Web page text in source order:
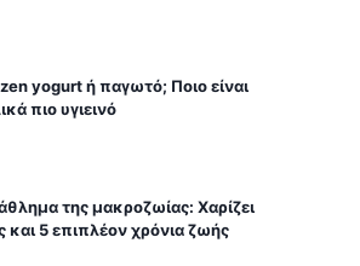
yogurt ή παγωτό; Ποιο είναι
πιο υγιεινό
της μακροζωίας: Χαρίζει
και 5 επιπλέον χρόνια ζωής